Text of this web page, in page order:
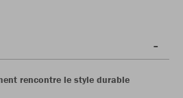
rencontre le style durable